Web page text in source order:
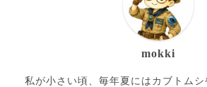
mokki
私が小さい頃、毎年夏にはカブトムシ